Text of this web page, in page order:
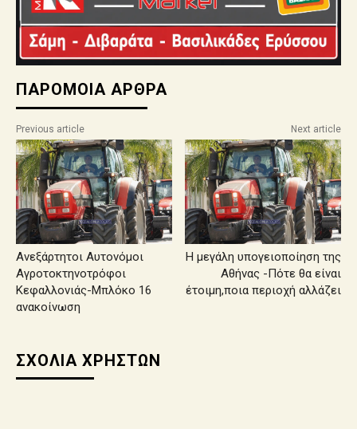
ΠΑΡΟΜΟΙΑ ΑΡΘΡΑ
Previous article
Ανεξάρτητοι Αυτονόμοι
Αγροτοκτηνοτρόφοι
Κεφαλλονιάς-Μπλόκο 16
ανακοίνωση
Next article
Η μεγάλη υπογειοποίηση της
Αθήνας -Πότε θα είναι
έτοιμη,ποια περιοχή αλλάζει
ΣΧΟΛΙΑ ΧΡΗΣΤΩΝ